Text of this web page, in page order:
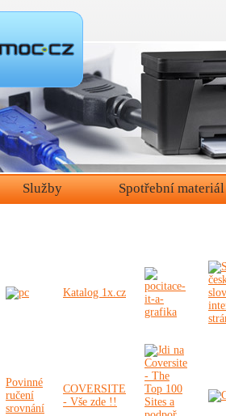
Katalog 1x.cz
Povinné
ručení
srovnání
COVERSITE
- Vše zde !!
Služby Spotřební materiál